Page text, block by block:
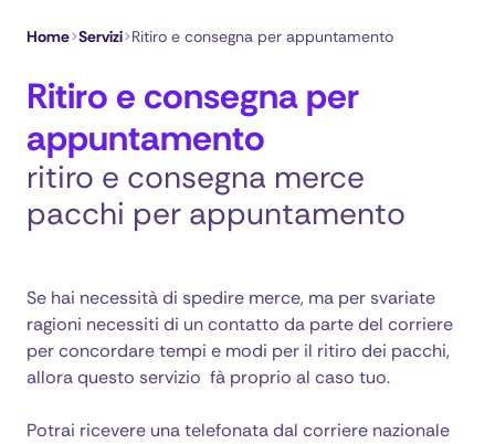
Home>Servizi>Ritiro e consegna per appuntamento
Ritiro e consegna per
appuntamento
ritiro e consegna merce
pacchi per appuntamento
Se hai necessità di spedire merce, ma per svariate
ragioni necessiti di un contatto da parte del corriere
per concordare tempi e modi per il ritiro dei pacchi,
allora questo servizio fà proprio al caso tuo.
Potrai ricevere una telefonata dal corriere nazionale